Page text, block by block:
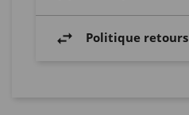
Politique retours